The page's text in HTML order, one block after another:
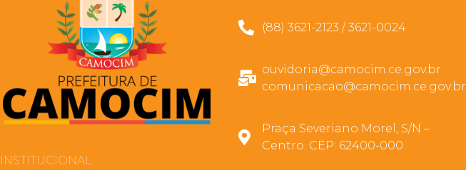
INSTITUCIONAL
(88) 3621-2123 / 3621-0024
ouvidoria@camocim.ce.gov.br
comunicacao@camocim.ce.gov.br
Praça Severiano Morel, S/N –
Centro. CEP: 62400-000